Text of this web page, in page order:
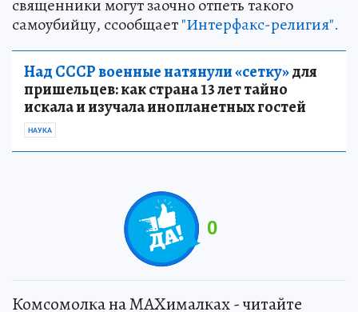
священники могут заочно отпеть такого
самоубийцу, ссообщает"Интерфакс-религия".
Над СССР военные натянули «сетку»для
пришельцев: как страна 13 лет тайно
искала и изучала инопланетных гостей
НАУКА
0
Комсомолка на MAXималках - читайте